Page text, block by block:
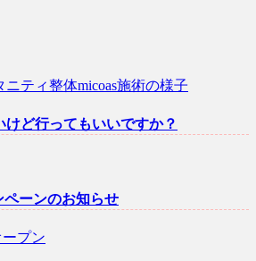
ど行ってもいいですか？
ペーンのお知らせ